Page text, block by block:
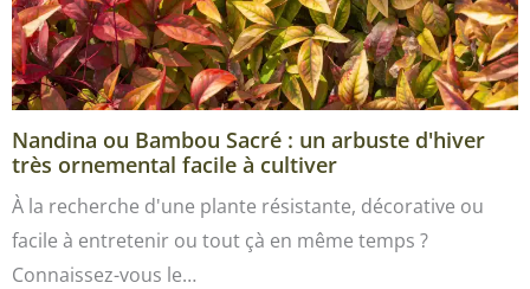
Nandina ou Bambou Sacré : un arbuste d'hiver
très ornemental facile à cultiver
À la recherche d'une plante résistante, décorative ou
facile à entretenir ou tout çà en même temps ?
Connaissez-vous le…